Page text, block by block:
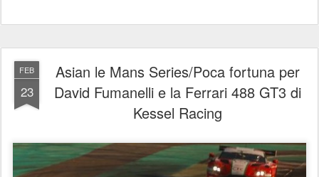
FEB
23
Asian le Mans Series/Poca fortuna per
David Fumanelli e la Ferrari 488 GT3 di
Kessel Racing